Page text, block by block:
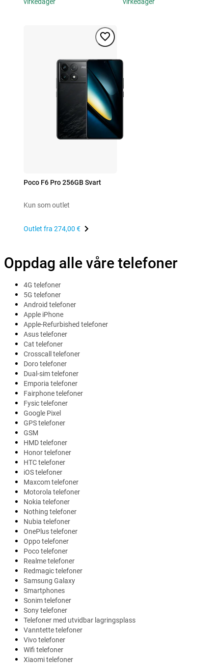
virkedager virkedager
Poco F6 Pro 256GB Svart
Kun som outlet
Outlet fra 274,00 €
Oppdag alle våre telefoner
4G telefoner
5G telefoner
Android telefoner
Apple iPhone
Apple-Refurbished telefoner
Asus telefoner
Cat telefoner
Crosscall telefoner
Doro telefoner
Dual-sim telefoner
Emporia telefoner
Fairphone telefoner
Fysic telefoner
Google Pixel
GPS telefoner
GSM
HMD telefoner
Honor telefoner
HTC telefoner
iOS telefoner
Maxcom telefoner
Motorola telefoner
Nokia telefoner
Nothing telefoner
Nubia telefoner
OnePlus telefoner
Oppo telefoner
Poco telefoner
Realme telefoner
Redmagic telefoner
Samsung Galaxy
Smartphones
Sonim telefoner
Sony telefoner
Telefoner med utvidbar lagringsplass
Vanntette telefoner
Vivo telefoner
Wifi telefoner
Xiaomi telefoner